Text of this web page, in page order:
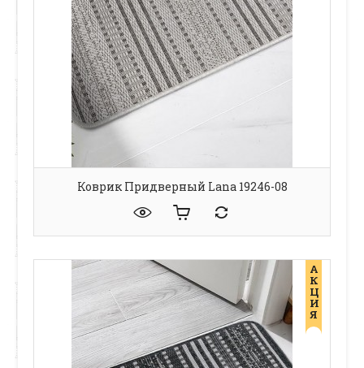
Коврик Придверный Lana 19246-08
А
К
Ц
И
Я